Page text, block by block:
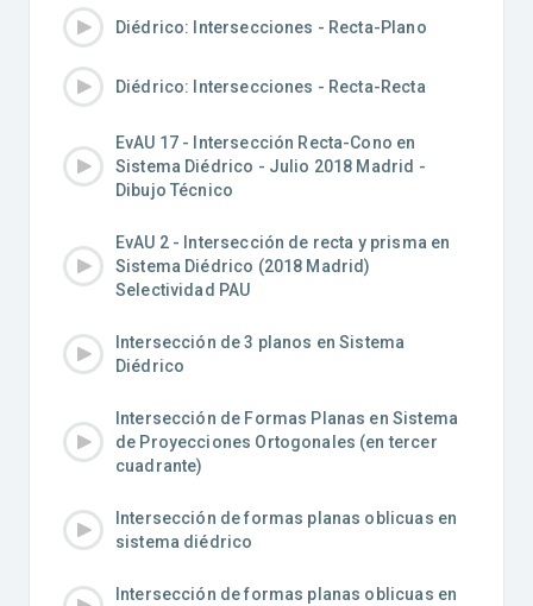
Diédrico: Intersecciones - Recta-Plano
Diédrico: Intersecciones - Recta-Recta
EvAU 17 - Intersección Recta-Cono en
Sistema Diédrico - Julio 2018 Madrid -
Dibujo Técnico
EvAU 2 - Intersección de recta y prisma en
Sistema Diédrico (2018 Madrid)
Selectividad PAU
Intersección de 3 planos en Sistema
Diédrico
Intersección de Formas Planas en Sistema
de Proyecciones Ortogonales (en tercer
cuadrante)
Intersección de formas planas oblicuas en
sistema diédrico
Intersección de formas planas oblicuas en